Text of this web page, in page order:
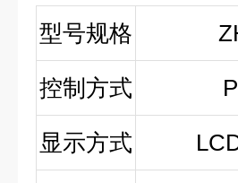
型号规格
控制方式
显示方式